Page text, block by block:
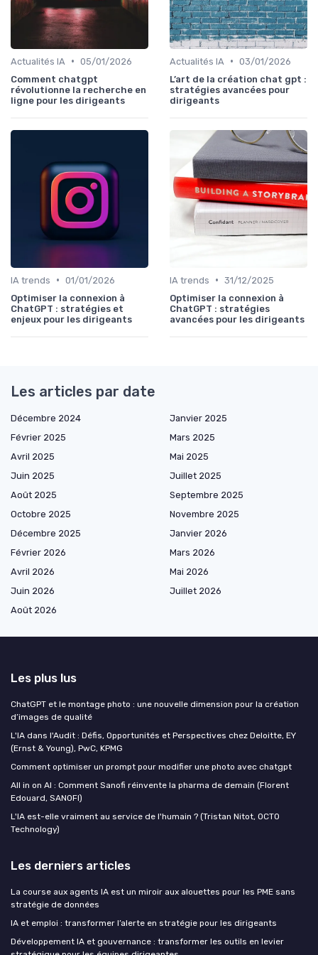
Actualités IA • 05/01/2026
Comment chatgpt
révolutionne la recherche en
ligne pour les dirigeants
Actualités IA • 03/01/2026
L’art de la création chat gpt :
stratégies avancées pour
dirigeants
IA trends • 01/01/2026
Optimiser la connexion à
ChatGPT : stratégies et
enjeux pour les dirigeants
IA trends • 31/12/2025
Optimiser la connexion à
ChatGPT : stratégies
avancées pour les dirigeants
Les articles par date
Décembre 2024
Janvier 2025
Février 2025
Mars 2025
Avril 2025
Mai 2025
Juin 2025
Juillet 2025
Août 2025
Septembre 2025
Octobre 2025
Novembre 2025
Décembre 2025
Janvier 2026
Février 2026
Mars 2026
Avril 2026
Mai 2026
Juin 2026
Juillet 2026
Août 2026
Les plus lus
ChatGPT et le montage photo : une nouvelle dimension pour la création
d’images de qualité
L'IA dans l'Audit : Défis, Opportunités et Perspectives chez Deloitte, EY
(Ernst & Young), PwC, KPMG
Comment optimiser un prompt pour modifier une photo avec chatgpt
All in on AI : Comment Sanofi réinvente la pharma de demain (Florent
Edouard, SANOFI)
L'IA est-elle vraiment au service de l'humain ? (Tristan Nitot, OCTO
Technology)
Les derniers articles
La course aux agents IA est un miroir aux alouettes pour les PME sans
stratégie de données
IA et emploi : transformer l’alerte en stratégie pour les dirigeants
Développement IA et gouvernance : transformer les outils en levier